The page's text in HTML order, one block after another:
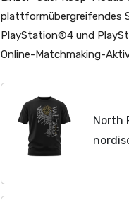
plattformübergreifendes
PlayStation®4 und
Online-Matchmaking-
North